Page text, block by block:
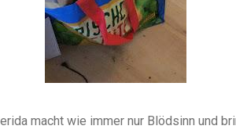
macht wie immer nur Blödsinn und